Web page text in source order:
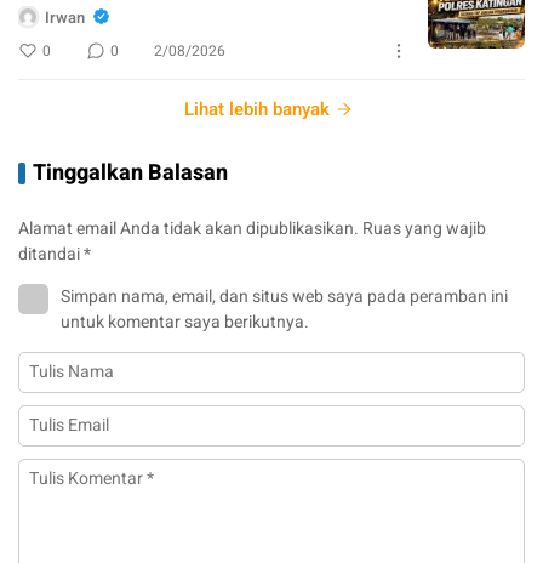
Irwan
0 0 2/08/2026
Lihat lebih banyak
Tinggalkan Balasan
Alamat email Anda tidak akan dipublikasikan. Ruas yang wajib
ditandai*
Simpan nama, email, dan situs web saya pada peramban ini
untuk komentar saya berikutnya.